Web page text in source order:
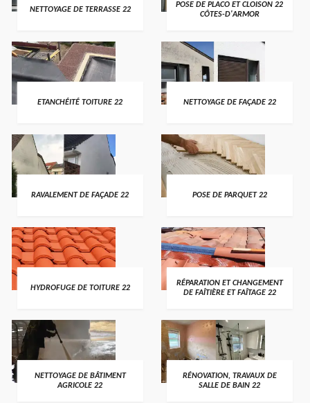
NETTOYAGE DE TERRASSE 22
POSE DE PLACO ET CLOISON 22
CÔTES-D'ARMOR
ETANCHÉITÉ TOITURE 22 NETTOYAGE DE FAÇADE 22
RAVALEMENT DE FAÇADE 22 POSE DE PARQUET 22
HYDROFUGE DE TOITURE 22
RÉPARATION ET CHANGEMENT
DE FAÎTIÈRE ET FAÎTAGE 22
NETTOYAGE DE BÂTIMENT
AGRICOLE 22
RÉNOVATION, TRAVAUX DE
SALLE DE BAIN 22